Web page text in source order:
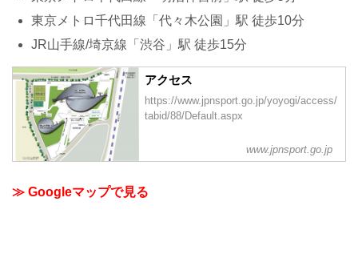
東京メトロ千代田線「代々木公園」駅 徒歩10分
JR山手線/埼京線「渋谷」駅 徒歩15分
アクセス
https://www.jpnsport.go.jp/yoyogi/access/
tabid/88/Default.aspx
www.jpnsport.go.jp
≫ Googleマップで見る